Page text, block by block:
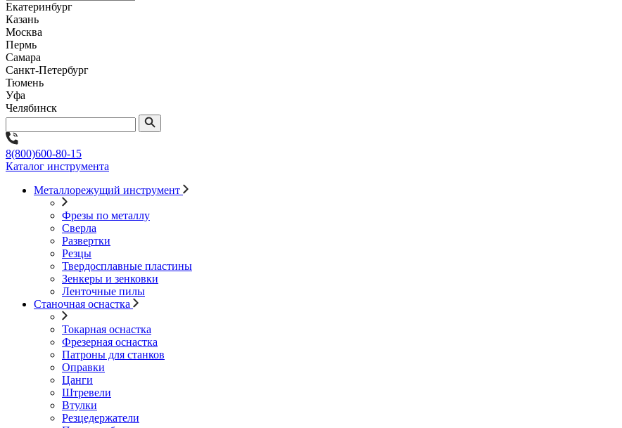
Екатеринбург
Казань
Москва
Пермь
Самара
Санкт-Петербург
Тюмень
Уфа
Челябинск
8(800)600-80-15
Каталог инструмента
Металлорежущий инструмент
Фрезы по металлу
Сверла
Развертки
Резцы
Твердосплавные пластины
Зенкеры и зенковки
Ленточные пилы
Станочная оснастка
Токарная оснастка
Фрезерная оснастка
Патроны для станков
Оправки
Цанги
Штревели
Втулки
Резцедержатели